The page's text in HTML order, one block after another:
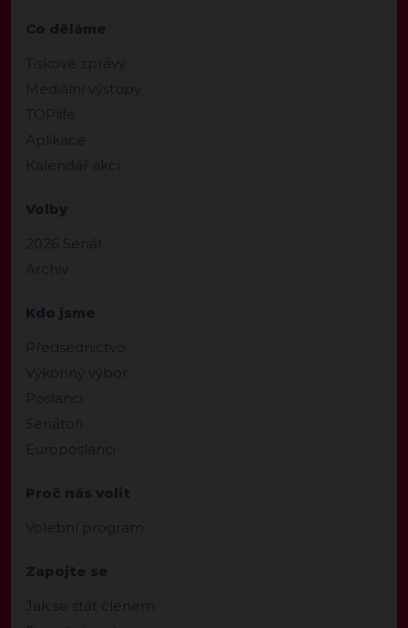
Co děláme
Tiskové zprávy
Mediální výstupy
TOPlife
Aplikace
Kalendář akcí
Volby
2026 Senát
Archiv
Kdo jsme
Předsednictvo
Výkonný výbor
Poslanci
Senátoři
Europoslanci
Proč nás volit
Volební program
Zapojte se
Jak se stát členem